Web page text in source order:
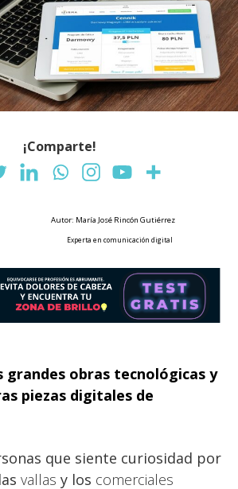
¡Comparte!
Autor: María José Rincón Gutiérrez
Experta en comunicación digital
grandes obras tecnológicas y
piezas digitales de
que siente curiosidad por
vallas y los comerciales